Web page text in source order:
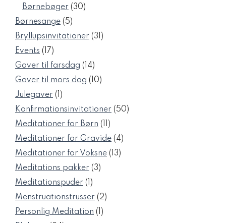
Børnebøger 3030
Børnesange 55
varer
Bryllupsinvitationer 31 31
Events 1717
varer
Gaver til farsdag 1414
varer
Gaver til mors dag 1010
Julegaver
1
vare
Konfirmationsinvitationer 5050
Meditationer for Børn
11
varer
Meditationer for Gravide 44
Meditationer for Voksne 1313
Meditations pakker 33
Meditationspuder
1
vare
Menstruationstrusser 22
Personlig Meditation
1